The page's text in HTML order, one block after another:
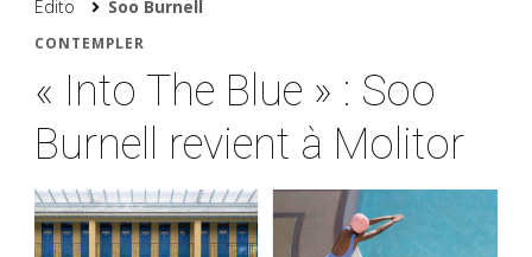
Édito Soo Burnell
CONTEMPLER
« Into The Blue » : Soo
Burnell revient à Molitor